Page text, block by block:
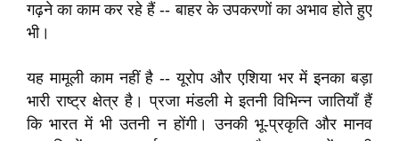
गढ़ने का काम कर रहे हैं -- बाहर के उपकरणों का अभाव होते हुए
भी।
यह मामूली काम नहीं है -- यूरोप और एशिया भर में इनका बड़ा
भारी राष्ट्र क्षेत्र है। प्रजा मंडली मे इतनी विभिन्न जातियाँ हैं
कि भारत में भी उतनी न होंगी। उनकी भू-प्रकृति और मानव